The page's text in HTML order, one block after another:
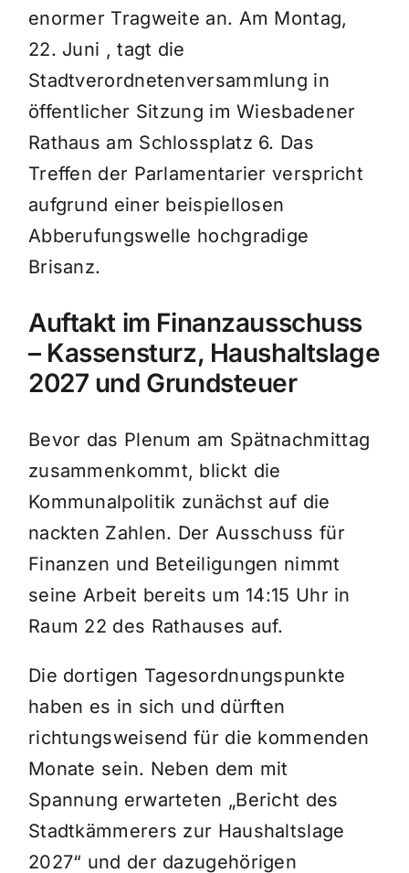
enormer Tragweite an. Am Montag,
22. Juni , tagt die
Stadtverordnetenversammlung in
öffentlicher Sitzung im Wiesbadener
Rathaus am Schlossplatz 6. Das
Treffen der Parlamentarier verspricht
aufgrund einer beispiellosen
Abberufungswelle hochgradige
Brisanz.
Auftakt im Finanzausschuss
– Kassensturz, Haushaltslage
2027 und Grundsteuer
Bevor das Plenum am Spätnachmittag
zusammenkommt, blickt die
Kommunalpolitik zunächst auf die
nackten Zahlen. Der Ausschuss für
Finanzen und Beteiligungen nimmt
seine Arbeit bereits um 14:15 Uhr in
Raum 22 des Rathauses auf.
Die dortigen Tagesordnungspunkte
haben es in sich und dürften
richtungsweisend für die kommenden
Monate sein. Neben dem mit
Spannung erwarteten „Bericht des
Stadtkämmerers zur Haushaltslage
2027“ und der dazugehörigen